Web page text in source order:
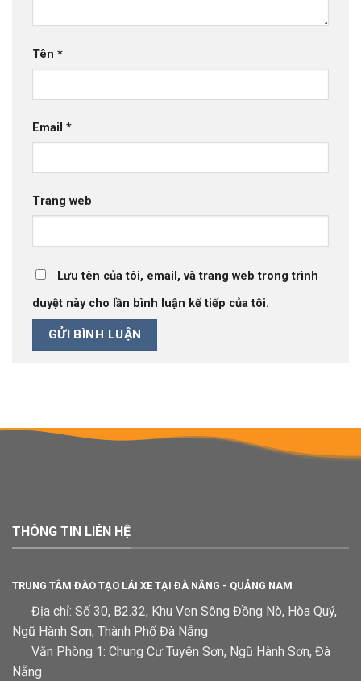
Tên *
Email *
Trang web
Lưu tên của tôi, email, và trang web trong trình
duyệt này cho lần bình luận kế tiếp của tôi.
THÔNG TIN LIÊN HỆ
TRUNG TÂM ĐÀO TẠO LÁI XE TẠI ĐÀ NẴNG - QUẢNG NAM
Địa chỉ: Số 30, B2.32, Khu Ven Sông Đồng Nò, Hòa Quý,
Ngũ Hành Sơn, Thành Phố Đà Nẵng
Văn Phòng 1: Chung Cư Tuyên Sơn, Ngũ Hành Sơn, Đà
Nẵng